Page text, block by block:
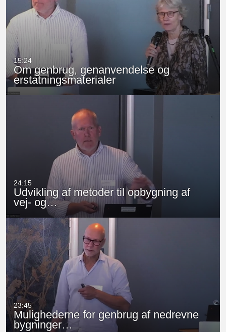
15:24
Om genbrug, genanvendelse og
erstatningsmaterialer
24:15
Udvikling af metoder til opbygning af
vej- og…
23:45
Mulighederne for genbrug af nedrevne
bygninger…